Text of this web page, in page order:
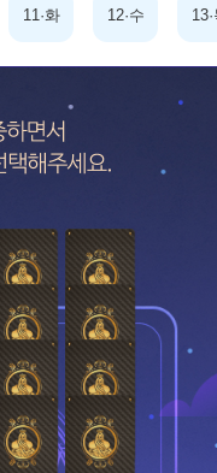
11·화 12·수